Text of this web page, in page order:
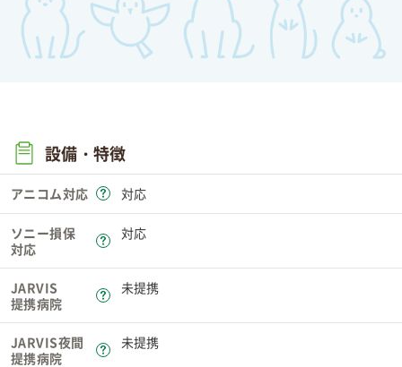
設備・特徴
アニコム対応 対応
ソニー損保
対応
対応
JARVIS
提携病院
未提携
JARVIS夜間
提携病院
未提携